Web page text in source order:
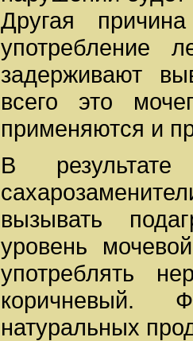
Другая
употребление
задерживают
всего это
применяются и
В
вызывать
уровень
употреблять
коричневый.
натуральных